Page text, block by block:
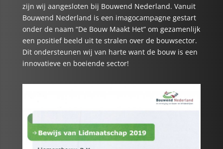
zijn wij aangesloten bij Bouwend Nederland. Vanuit
Bouwend Nederland is een imagocampagne gestart
onder de naam “De Bouw Maakt Het” om gezamenlijk
een positief beeld uit te stralen over de bouwsector.
Dit ondersteunen wij van harte want de bouw is een
innovatieve en boeiende sector!